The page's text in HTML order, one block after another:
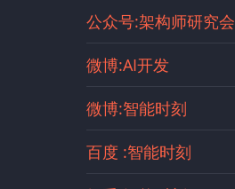
公众号:架构师研究会
微博:AI开发
微博:智能时刻
百度 :智能时刻